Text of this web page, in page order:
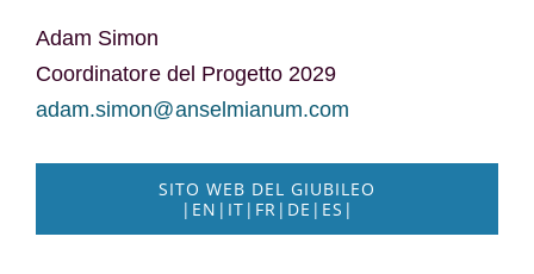
Adam Simon
Coordinatore del Progetto 2029
adam.simon@anselmianum.com
SITO WEB DEL GIUBILEO
|EN|IT|FR|DE|ES|